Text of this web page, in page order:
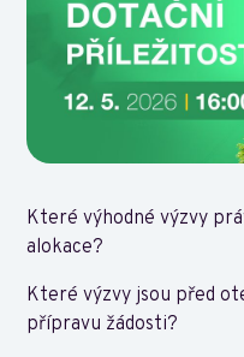
Které výhodné výzvy
alokace?
Které výzvy jsou před
přípravu žádosti?